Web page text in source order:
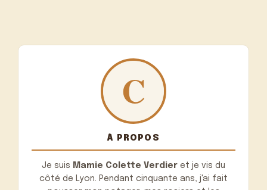
À PROPOS
Je suis Mamie Colette Verdier et je vis du
côté de Lyon. Pendant cinquante ans, j'ai fait